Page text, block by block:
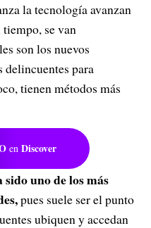
la tecnología avanzan
se van
son los nuevos
delincuentes para
tienen métodos más
en Discover
uno de los más
pues suele ser el punto
ubiquen y accedan